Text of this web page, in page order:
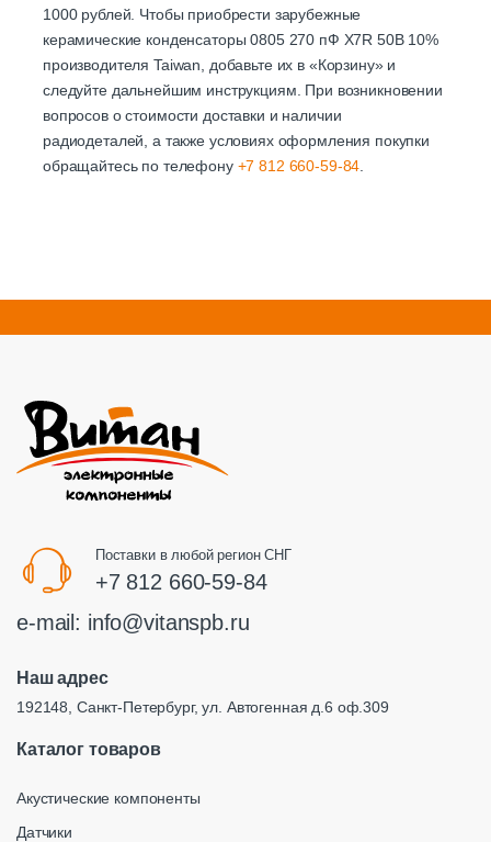
1000 рублей. Чтобы приобрести зарубежные
керамические конденсаторы 0805 270 пФ X7R 50В 10%
производителя Taiwan, добавьте их в «Корзину» и
следуйте дальнейшим инструкциям. При возникновении
вопросов о стоимости доставки и наличии
радиодеталей, а также условиях оформления покупки
обращайтесь по телефону +7 812 660-59-84.
Поставки в любой регион СНГ
+7 812 660-59-84
e-mail: info@vitanspb.ru
Наш адрес
192148, Санкт-Петербург, ул. Автогенная д.6 оф.309
Каталог товаров
Акустические компоненты
Датчики